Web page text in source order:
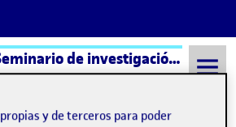
20.307 – Seminario de investigación artística – Aula 1
propias y de terceros para poder